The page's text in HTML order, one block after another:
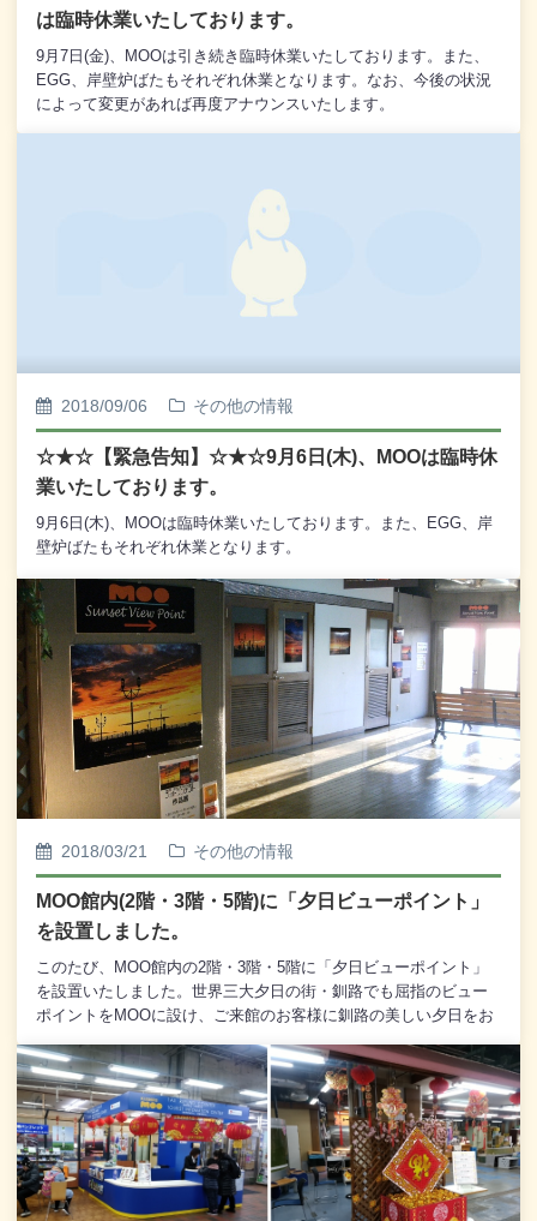
は臨時休業いたしております。
9月7日(金)、MOOは引き続き臨時休業いたしております。また、
EGG、岸壁炉ばたもそれぞれ休業となります。なお、今後の状況
によって変更があれば再度アナウンスいたします。
2018/09/06 その他の情報
☆★☆【緊急告知】☆★☆9月6日(木)、MOOは臨時休
業いたしております。
9月6日(木)、MOOは臨時休業いたしております。また、EGG、岸
壁炉ばたもそれぞれ休業となります。
2018/03/21 その他の情報
MOO館内(2階・3階・5階)に「夕日ビューポイント」
を設置しました。
このたび、MOO館内の2階・3階・5階に「夕日ビューポイント」
を設置いたしました。世界三大夕日の街・釧路でも屈指のビュー
ポイントをMOOに設け、ご来館のお客様に釧路の美しい夕日をお
ポイントにはその月の“夕日ビュータイム”を目安として掲示してお
ります。MOOにご来館の際にはぜひ「夕日ビューポイント」にも
お越しいただき、釧路の夕日をお楽しみいただければ幸いです。
［MOO館内の夕日ビューポイント］5階：西側非常階段前3階：中
央階段・踊り場、展望デッキ2階：西側非常階段前、中央階段・踊
り場、ベイカフェ風車 内※ 設置位置につきましては、添付のPDF
ファイルをご参照いただくとともに、 MOOにご来館の際に改め